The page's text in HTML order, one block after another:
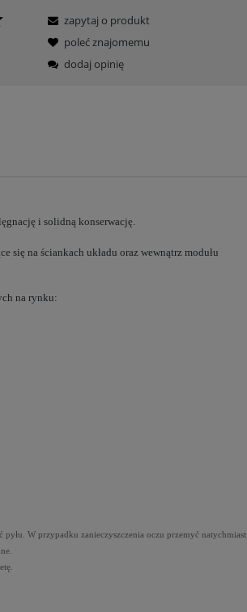
zapytaj o produkt
poleć znajomemu
dodaj opinię
i solidną konserwację.
na ściankach układu oraz wewnątrz modułu
na rynku:
W przypadku zanieczyszczenia oczu przemyć natychmiast